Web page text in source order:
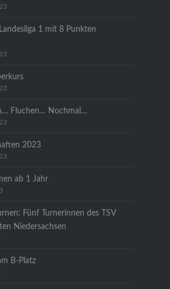
1 mit 8 Punkten
Fluchen… Nochmal…
2023
ab 1 Jahr
Fünf Turnerinnen des TSV
Niedersachsen
B-Platz